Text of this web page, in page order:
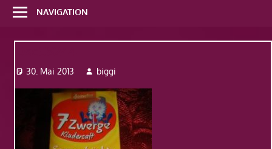
weitere
Website
NAVIGATION
30. Mai 2013 biggi